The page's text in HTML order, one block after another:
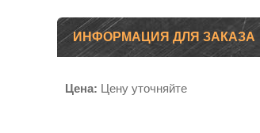
ИНФОРМАЦИЯ ДЛЯ ЗАКАЗА
Цена: Цену уточняйте